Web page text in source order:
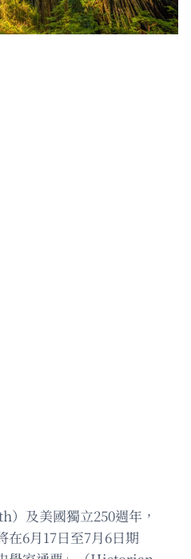
）及美國獨立250週年，
在6月17日至7月6日期